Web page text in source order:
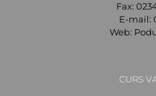
Fax:
E-mail:
Web:
CURS